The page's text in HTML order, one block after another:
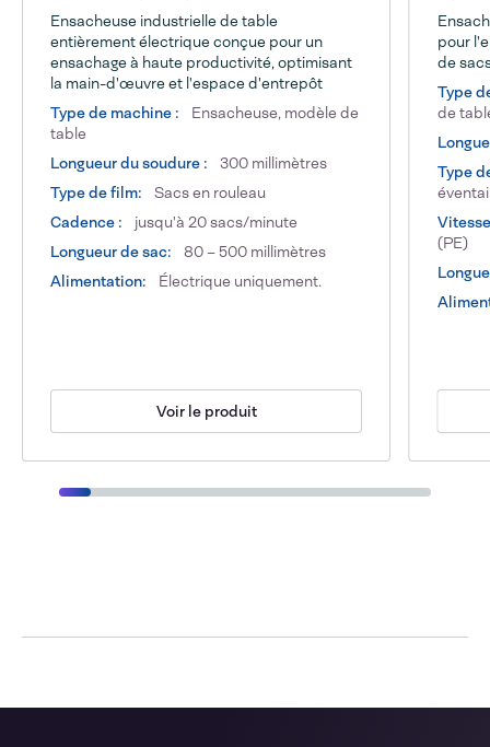
Ensacheuse industrielle de table
entièrement électrique conçue pour un
ensachage à haute productivité, optimisant
la main-d'œuvre et l'espace d'entrepôt
Type de machine :
Ensacheuse, modèle de
table
Longueur du soudure :
300 millimètres
Type de film:
Sacs en rouleau
Cadence :
jusqu'à 20 sacs/minute
Longueur de sac:
80 – 500 millimètres
Alimentation:
Électrique uniquement.
Voir le produit
pour
de
Type
de
Type
(PE)